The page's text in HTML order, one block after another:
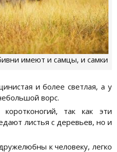
имеют и самцы, и самки
и более светлая, а у
ворс.
так как эти
листья с деревьев, но и
к человеку, легко